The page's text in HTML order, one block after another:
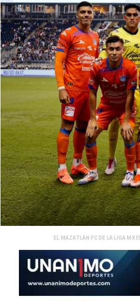
EL MAZATLÁN FC DE LA LIGA MX